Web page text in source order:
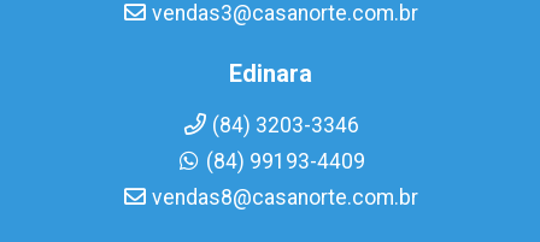
vendas3@casanorte.com.br
Edinara
(84) 3203-3346
(84) 99193-4409
vendas8@casanorte.com.br